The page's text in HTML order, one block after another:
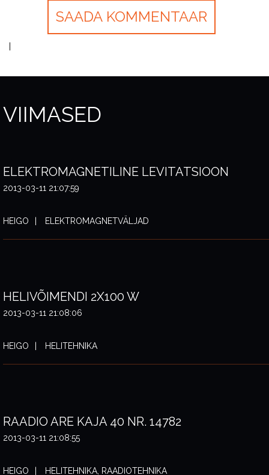
VIIMASED
ELEKTROMAGNETILINE LEVITATSIOON
2013-03-11 21:07:59
HEIGO ELEKTROMAGNETVÄLJAD
HELIVÕIMENDI 2X100 W
2013-03-11 21:08:06
HEIGO HELITEHNIKA
RAADIO ARE KAJA 40 NR. 14782
2013-03-11 21:08:55
HEIGO HELITEHNIKA, RAADIOTEHNIKA